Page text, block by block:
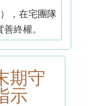
，在宅團隊
終權。
期守
示